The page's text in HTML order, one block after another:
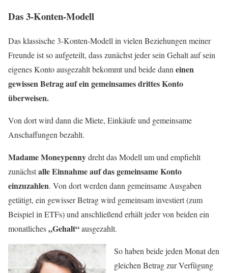
Das 3-Konten-Modell
Das klassische 3-Konten-Modell in vielen Beziehungen meiner
Freunde ist so aufgeteilt, dass zunächst jeder sein Gehalt auf sein
eigenes Konto ausgezahlt bekommt und beide danneinen
gewissen Betrag auf ein gemeinsames drittes Konto
überweisen.
Von dort wird dann die Miete, Einkäufe und gemeinsame
Anschaffungen bezahlt.
Madame Moneypennydreht das Modell um und empfiehlt
zunächstalle Einnahme auf das gemeinsame Konto
einzuzahlen. Von dort werden dann gemeinsame Ausgaben
getätigt, ein gewisser Betrag wird gemeinsam investiert (zum
Beispiel in ETFs) und anschließend erhält jeder von beiden ein
monatliches„Gehalt“ausgezahlt.
So haben beide jeden Monat den
gleichen Betrag zur Verfügung